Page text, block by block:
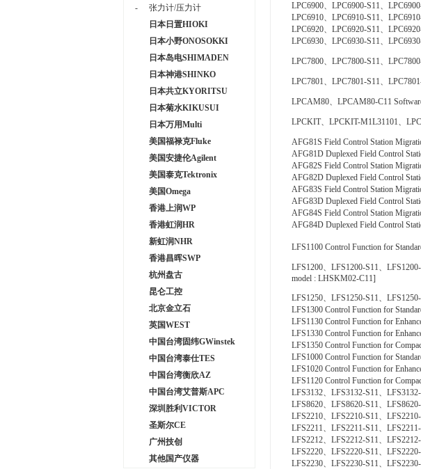
-
张力计/压力计
日本日置HIOKI
日本小野ONOSOKKI
日本岛电SHIMADEN
日本神港SHINKO
日本共立KYORITSU
日本菊水KIKUSUI
日本万用Multi
美国福禄克Fluke
美国安捷伦Agilent
美国泰克Tektronix
美国Omega
香港上润WP
香港虹润HR
新虹润NHR
香港昌晖SWP
杭州盘古
昆仑工控
北京金立石
英国WEST
中国台湾固纬GWinstek
中国台湾泰仕TES
中国台湾衡欣AZ
中国台湾艾普斯APC
深圳胜利VICTOR
圣斯尔CE
广州技创
其他国产仪器
LPC6900、LPC6900-S11、
LPC6910、LPC6910-S11、
LPC6920、LPC6920-S11、
LPC6930、LPC6930-S11、
LPC7800、LPC7800-S11、
LPC7801、LPC7801-S11、
LPCAM80、LPCAM80-C11
LPCKIT、LPCKIT-M1L31101、
AFG81S Field Control Station
AFG81D Duplexed Field Control
AFG82S Field Control Station
AFG82D Duplexed Field Control
AFG83S Field Control Station
AFG83D Duplexed Field Control
AFG84S Field Control Station
AFG84D Duplexed Field Control
LFS1100 Control Function for
LFS1200、LFS1200-S11、
model : LHSKM02-C11]
LFS1250、LFS1250-S11、
LFS1300 Control Function for
LFS1130 Control Function for
LFS1330 Control Function for
LFS1350 Control Function for
LFS1000 Control Function for
LFS1020 Control Function for
LFS1120 Control Function for
LFS3132、LFS3132-S11、
LFS8620、LFS8620-S11、LFS8620-
LFS2210、LFS2210-S11、
LFS2211、LFS2211-S11、
LFS2212、LFS2212-S11、
LFS2220、LFS2220-S11、
LFS2230、LFS2230-S11、